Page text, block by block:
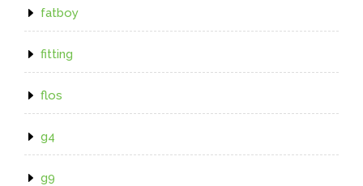
fatboy
fitting
flos
g4
g9